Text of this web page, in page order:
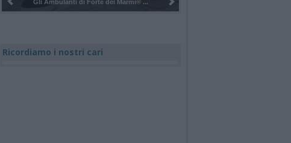
Pulizia del bosco del Rugareto a ...
Ricordiamo i nostri cari